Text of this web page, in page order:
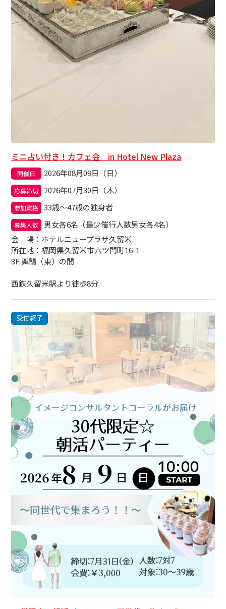
ミニ占い付き！カフェ会 in Hotel New Plaza
開催日 2026年08月09日（日）
応募締切 2026年07月30日（木）
参加資格 33歳～47歳の独身者
募集人数
男女各6名（最少催行人数男女各4名）
会場：ホテルニュープラザ久留米
所在地：福岡県久留米市六ツ門町16-1
3F 舞鶴（東）の間
西鉄久留米駅より徒歩8分
受付終了